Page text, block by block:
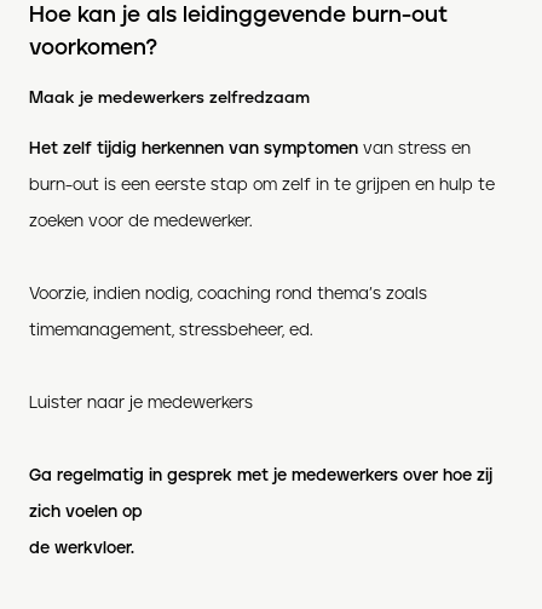
Hoe kan je als leidinggevende burn-out
voorkomen?
Maak je medewerkers zelfredzaam
Het zelf tijdig herkennen van symptomen van stress en
burn-out is een eerste stap om zelf in te grijpen en hulp te
zoeken voor de medewerker.
Voorzie, indien nodig, coaching rond thema’s zoals
timemanagement, stressbeheer, ed.
Luister naar je medewerkers
Ga regelmatig in gesprek met je medewerkers over hoe zij
zich voelen op
de werkvloer.